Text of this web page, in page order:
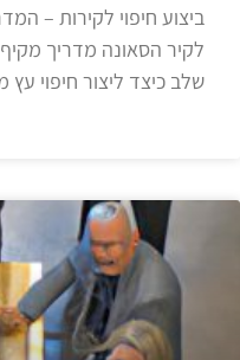
ביצוע חיפוי לקירות –
לקיר הסאונה מדריך
שלב כיצד ליצור חיפוי עץ